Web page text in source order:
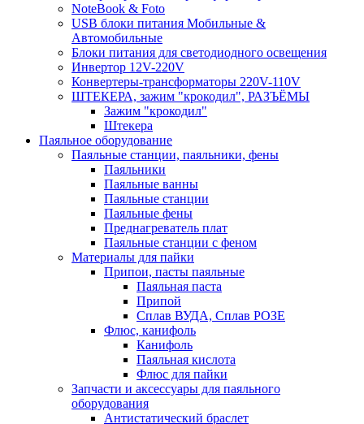
NoteBook & Foto
USB блоки питания Мобильные &
Автомобильные
Блоки питания для светодиодного освещения
Инвертор 12V-220V
Конвертеры-трансформаторы 220V-110V
ШТЕКЕРА, зажим "крокодил", РАЗЪЁМЫ
Зажим "крокодил"
Штекера
Паяльное оборудование
Паяльные станции, паяльники, фены
Паяльники
Паяльные ванны
Паяльные станции
Паяльные фены
Преднагреватель плат
Паяльные станции с феном
Материалы для пайки
Припои, пасты паяльные
Паяльная паста
Припой
Сплав ВУДА, Сплав РОЗЕ
Флюс, канифоль
Канифоль
Паяльная кислота
Флюс для пайки
Запчасти и аксессуары для паяльного
оборудования
Антистатический браслет